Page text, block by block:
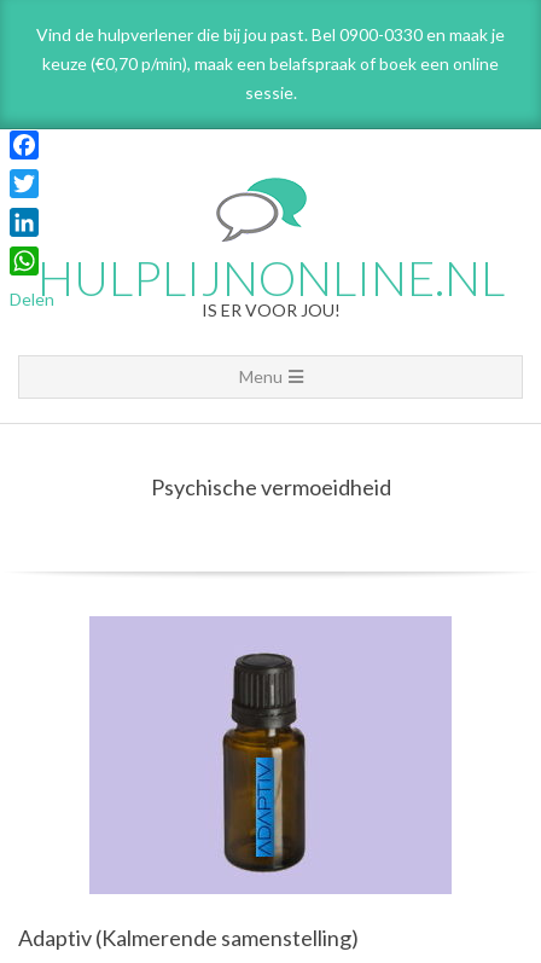
content
Vind de hulpverlener die bij jou past. Bel 0900-0330 en maak je
keuze (€0,70 p/min), maak een belafspraakof boek een online
sessie.
HULPLIJNONLINE.NL
IS ER VOOR JOU!
Navigation
Menu
Menu
Psychische vermoeidheid
Adaptiv (Kalmerende samenstelling)
Facebook
Twitter
LinkedIn
WhatsApp
Delen